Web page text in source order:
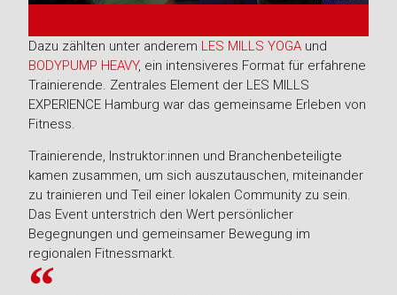
Dazu zählten unter anderem LES MILLS YOGA und
BODYPUMP HEAVY, ein intensiveres Format für erfahrene
Trainierende. Zentrales Element der LES MILLS
EXPERIENCE Hamburg war das gemeinsame Erleben von
Fitness.
Trainierende, Instruktor:innen und Branchenbeteiligte
kamen zusammen, um sich auszutauschen, miteinander
zu trainieren und Teil einer lokalen Community zu sein.
Das Event unterstrich den Wert persönlicher
Begegnungen und gemeinsamer Bewegung im
regionalen Fitnessmarkt.